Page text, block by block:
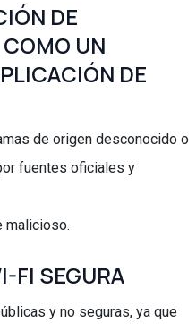
DE
UN
DE
de origen desconocido o
fuentes oficiales y
malicioso.
FI SEGURA
y no seguras, ya que